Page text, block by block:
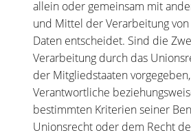
allein oder gemeinsam mit
und Mittel der Verarbeitung
Daten entscheidet. Sind die
Verarbeitung durch das
der Mitgliedstaaten
Verantwortliche
bestimmten Kriterien seiner
Unionsrecht oder dem Recht